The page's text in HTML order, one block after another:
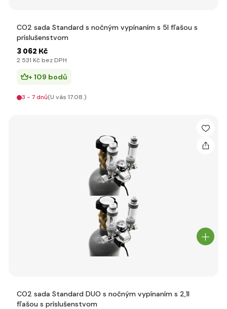
CO2 sada Standard s nočným vypínaním s 5l fľašou s
príslušenstvom
3 062 Kč
2 531 Kč bez DPH
+ 109 bodů
3 - 7 dnů(U vás 17.08.)
CO2 sada Standard DUO s nočným vypínaním s 2,1l
fľašou s príslušenstvom